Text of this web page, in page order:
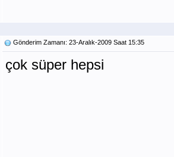
Gönderim Zamanı: 23-Aralık-2009 Saat 15:35
çok süper hepsi